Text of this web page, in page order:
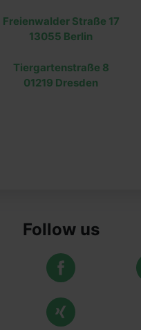
Freienwalder Straße 17
13055 Berlin
Tiergartenstraße 8
01219 Dresden
Follow us